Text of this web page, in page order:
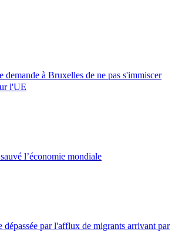
à Bruxelles de ne pas s'immiscer
l'UE
l’économie mondiale
dépassée par l'afflux de migrants arrivant par